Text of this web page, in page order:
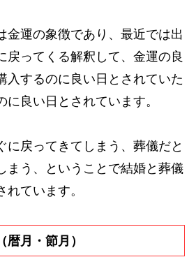
金運の象徴であり、最近では出
戻ってくる解釈して、金運の良
入するのに良い日とされていた
に良い日とされています。
に戻ってきてしまう、葬儀だと
まう、ということで結婚と葬儀
ています。
暦月・節月）